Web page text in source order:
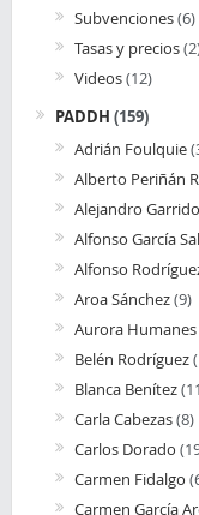
Subvenciones(6)
Tasas y precios
Videos(12)
PADDH (159)
Adrián Foulquie
Alberto Periñán
Alejandro
Alfonso García
Alfonso
Aroa Sánchez(9)
Aurora Humanes
Belén Rodríguez
Blanca Benítez
Carla Cabezas(8)
Carlos Dorado
Carmen Fidalgo
Carmen García